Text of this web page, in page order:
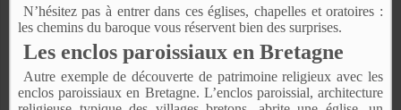
N’hésitez pas à entrer dans ces églises, chapelles et oratoires :
les chemins du baroque vous réservent bien des surprises.
Les enclos paroissiaux en Bretagne
Autre exemple de découverte de patrimoine religieux avec les
enclos paroissiaux en Bretagne. L’enclos paroissial, architecture